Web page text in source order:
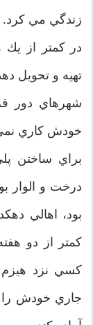
زندگي مي
در كمتر از يك
تهيه و تحويل
شهرهاي دور
خودش كاري
براي ساختن
درخت و الوار
بود، اهالي
كمتر از دو
كسي نزد هيزم
جاري خودش را